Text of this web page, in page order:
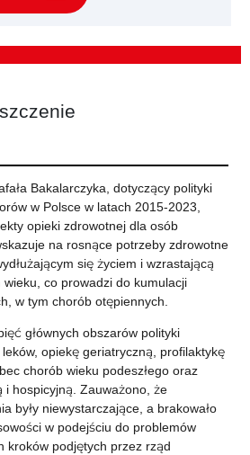
Bakalarczyka, dotyczący polityki
w Polsce w latach 2015-2023,
opieki zdrowotnej dla osób
na rosnące potrzeby zdrowotne
się życiem i wzrastającą
co prowadzi do kumulacji
w tym chorób otępiennych.
głównych obszarów polityki
opiekę geriatryczną, profilaktykę
chorób wieku podeszłego oraz
i hospicyjną. Zauważono, że
były niewystarczające, a brakowało
w podejściu do problemów
kroków podjętych przez rząd